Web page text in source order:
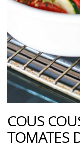
COUS
TOMATES